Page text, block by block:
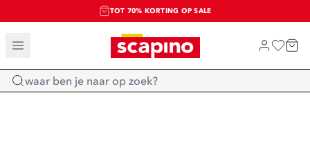
TOT 70% KORTING OP SALE
SALE: LAATSTE KANS!
SHOP NIEUW
Home